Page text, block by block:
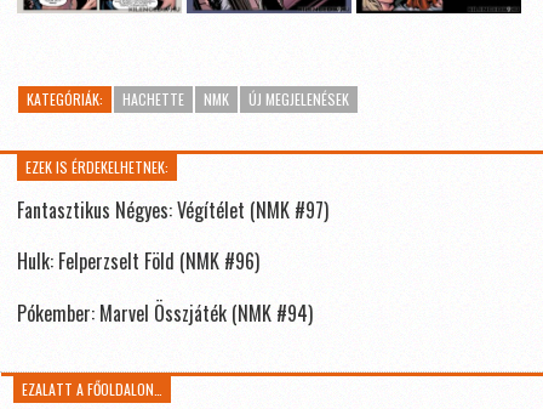
KATEGÓRIÁK: HACHETTE NMK ÚJ MEGJELENÉSEK
EZEK IS ÉRDEKELHETNEK:
Fantasztikus Négyes: Végítélet (NMK #97)
Hulk: Felperzselt Föld (NMK #96)
Pókember: Marvel Összjáték (NMK #94)
EZALATT A FŐOLDALON…